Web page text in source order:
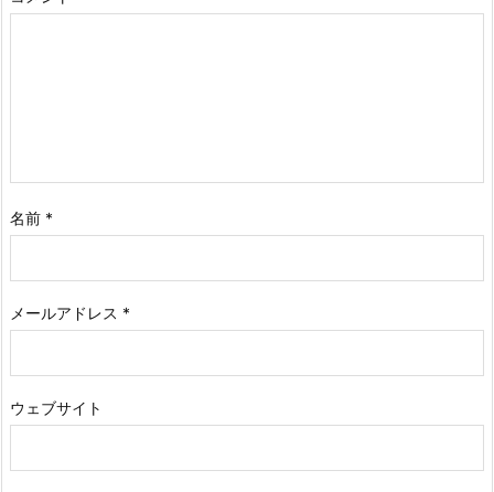
名前 *
メールアドレス *
ウェブサイト